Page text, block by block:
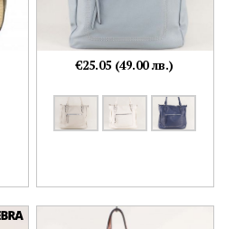
€25.05 (49.00 лв.)